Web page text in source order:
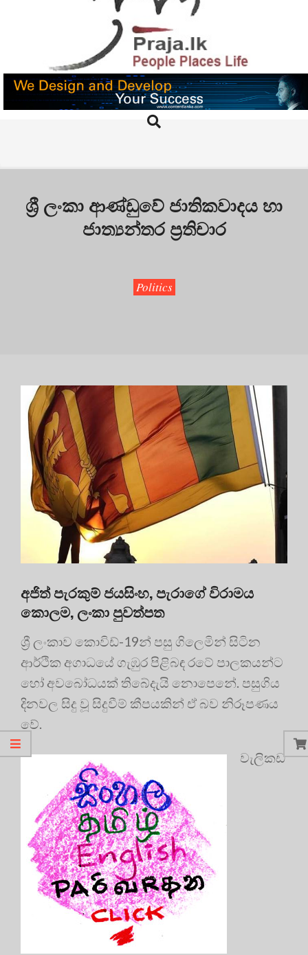
PRAJA.LK
Search
ශ්‍රී ලංකා ආණ්ඩුවේ ජාතිකවාදය හා
ජාත්‍යන්තර ප්‍රතිචාර
Politics
අජිත් පැරකුම් ජයසිංහ, පැරාගේ විරාමය
කොලම, ලංකා පුවත්පත
ශ්‍රී ලංකාව කොවිඩ්-19න් පසු ගිලෙමින් සිටින
ආර්ථික අගාධයේ ගැඹුර පිළිබඳ රටේ පාලකයන්ට
හෝ අවබෝධයක් තිබේදැයි නොපෙනේ. පසුගිය
දිනවල සිදු වූ සිදුවීම් කීපයකින් ඒ බව නිරූපණය
වේ.
වැලිකඩ